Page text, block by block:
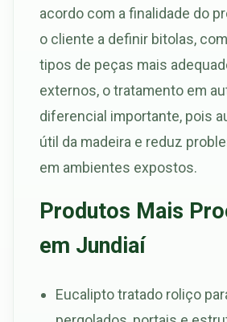
acordo com a finalidade do
o cliente a definir bitolas,
tipos de peças mais
externos, o tratamento em
diferencial importante, pois
útil da madeira e reduz
em ambientes expostos.
Produtos Mais
em Jundiaí
Eucalipto tratado roliço